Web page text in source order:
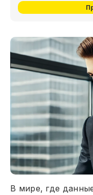
В мире, где